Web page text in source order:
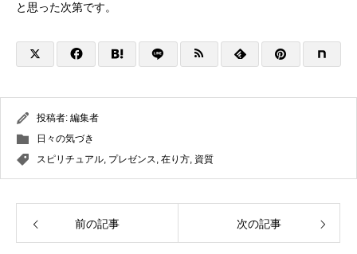
と思った次第です。
投稿者: 編集者
日々の気づき
スピリチュアル, プレゼンス, 在り方, 資質
前の記事 次の記事